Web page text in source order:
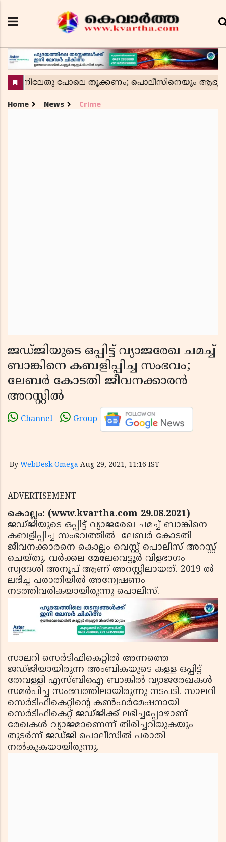
Home News Crime
ജഡ്ജിയുടെ ഒപ്പിട്ട് വ്യാജരേഖ ചമച്ച്
ബാങ്കിനെ കബളിപ്പിച്ച സംഭവം;
ലേബര്‍ കോടതി ജീവനക്കാരന്‍
അറസ്റ്റില്‍
Channel Group
By WebDesk Omega Aug 29, 2021, 11:16 IST
ADVERTISEMENT
കൊല്ലം: (www.kvartha.com 29.08.2021)
ജഡ്ജിയുടെ ഒപ്പിട്ട് വ്യാജരേഖ ചമച്ച് ബാങ്കിനെ
കബളിപ്പിച്ച സംഭവത്തില്‍ ലേബര്‍ കോടതി
ജീവനക്കാരനെ കൊല്ലം വെസ്റ്റ് പൊലീസ് അറസ്റ്റ്
ചെയ്തു. വര്‍ക്കല മേലേവെട്ടൂര്‍ വിളഭാഗം
സ്വദേശി അനൂപ് ആണ് അറസ്റ്റിലായത്. 2019 ല്‍
ലഭിച്ച പരാതിയില്‍ അന്വേഷണം
നടത്തിവരികയായിരുന്നു പൊലീസ്.
സാലറി സെര്‍ടിഫികെറ്റില്‍ അന്നത്തെ
ജഡ്ജിയായിരുന്ന അംബികയുടെ കള്ള ഒപ്പിട്ട്
തേവള്ളി എസ്ബിഐ ബാങ്കില്‍ വ്യാജരേഖകള്‍
സമര്‍പിച്ച സംഭവത്തിലായിരുന്നു നടപടി. സാലറി
സെര്‍ടിഫികെറ്റിന്റെ കണ്‍ഫര്‍മേഷനായി
സെര്‍ടിഫികെറ്റ് ജഡ്ജിക്ക് ലഭിച്ചപ്പോഴാണ്
രേഖകള്‍ വ്യാജമാണെന്ന് തിരിച്ചറിയുകയും
തുടര്‍ന്ന് ജഡ്ജി പൊലീസില്‍ പരാതി
നല്‍കുകയായിരുന്നു.